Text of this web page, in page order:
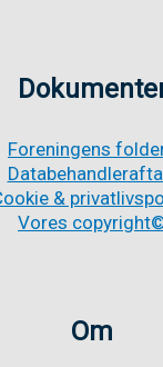
Foreningens
&
Vores
Om